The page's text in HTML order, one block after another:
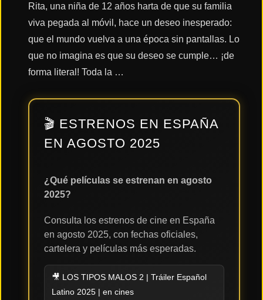
Acción
Ciencia
Películas
Tendencias
Rita, una niña de 12 años harta de que su familia
viva pegada al móvil, hace un deseo inesperado:
que el mundo vuelva a una época sin pantallas. Lo
que no imagina es que su deseo se cumple… ¡de
forma literal! Toda la …
🎬 ESTRENOS EN ESPAÑA
EN AGOSTO 2025
¿Qué películas se estrenan en agosto
2025?
Consulta los estrenos de cine en España
en agosto 2025, con fechas oficiales,
cartelera y películas más esperadas.
🎥 LOS TIPOS MALOS 2 | Tráiler Español
Latino 2025 | en cines